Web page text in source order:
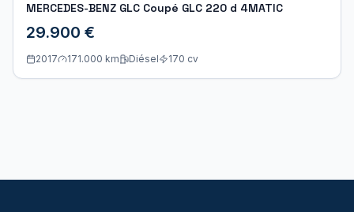
MERCEDES-BENZ GLC Coupé GLC 220 d 4MATIC
29.900 €
2017 171.000 km Diésel 170 cv